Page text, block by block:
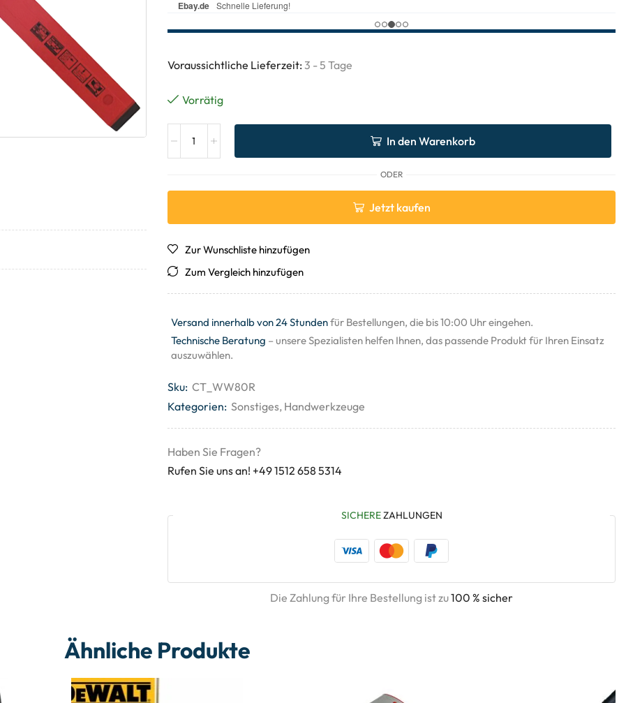
Voraussichtliche Lieferzeit: 3 - 5 Tage
Vorrätig
In den Warenkorb
ODER
Jetzt kaufen
Zur Wunschliste hinzufügen
Zum Vergleich hinzufügen
Versand innerhalb von 24 Stundenfür Bestellungen, die bis 10:00 Uhr eingehen.
Technische Beratung – unsere Spezialisten helfen Ihnen, das passende Produkt für Ihren Einsatz
auszuwählen.
Sku: CT_WW80R
Kategorien: Sonstiges, Handwerkzeuge
Haben Sie Fragen?
Rufen Sie uns an! +49 1512 658 5314
SICHEREZAHLUNGEN
Die Zahlung für Ihre Bestellung ist zu100 % sicher
Ähnliche Produkte